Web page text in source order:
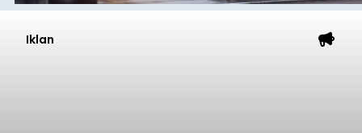
Iklan